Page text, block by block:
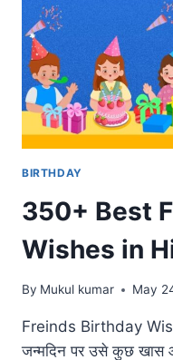
BIRTHDAY
350+ Best
Wishes in
By Mukul kumar May
Freinds Birthday
जन्मदिन पर उसे कुछ खास